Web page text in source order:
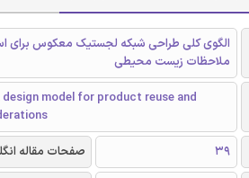
الگوی کلی طراحی شبکه لجستیک معکوس برای
ملاحظات زیست محیطی
model for product reuse and
39 صفحات مقاله